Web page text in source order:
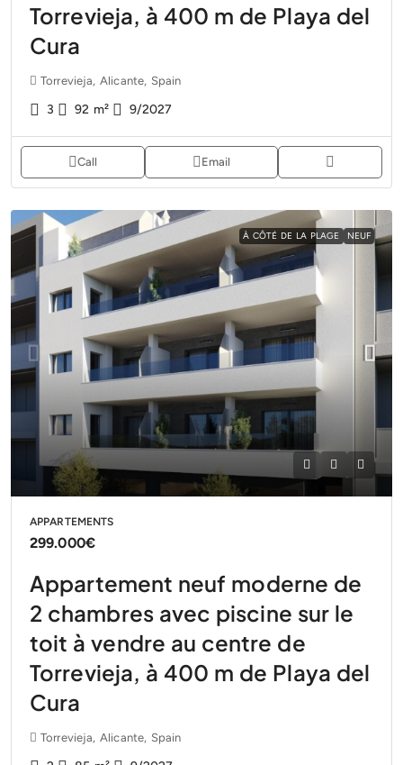
Torrevieja, à 400 m de Playa del
Cura
Torrevieja, Alicante, Spain
3 92 m² 9/2027
Call Email
À CÔTÉ DE LA PLAGE NEUF
APPARTEMENTS
299.000€
Appartement neuf moderne de
2 chambres avec piscine sur le
toit à vendre au centre de
Torrevieja, à 400 m de Playa del
Cura
Torrevieja, Alicante, Spain